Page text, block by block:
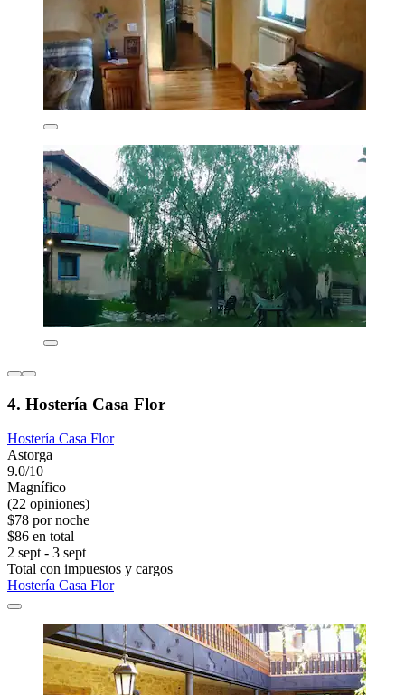
4. Hostería Casa Flor
Hostería Casa Flor
Astorga
9.0/10
Magnífico
(22 opiniones)
$78 por noche
$86 en total
2 sept - 3 sept
Total con impuestos y cargos
Hostería Casa Flor